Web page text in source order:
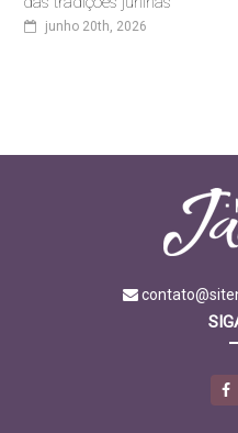
junho 20th, 2026